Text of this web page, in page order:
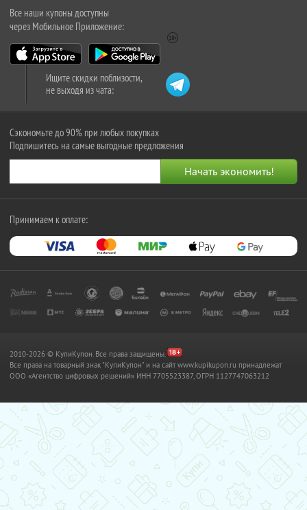
Все наши купоны доступны
через Мобильное Приложение:
Ищите скидки поблизости,
не выходя из чата:
Сэкономьте до 90% при любых покупках
Подпишитесь на самые выгодные предложения
Принимаем к оплате:
2010-2026 © КупиКупон. Все права защищены.
Все права на товарный знак "КупиКупон" и на сайт www.kupikupon.ru принадлежат
OOO «Агентство цифровых решений» ИНН 7705523387, ОГРН 1127747063212